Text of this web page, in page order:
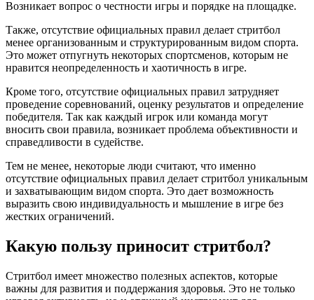
Возникает вопрос о честности игры и порядке на площадке.
Также, отсутствие официальных правил делает стритбол
менее организованным и структурированным видом спорта.
Это может отпугнуть некоторых спортсменов, которым не
нравится неопределенность и хаотичность в игре.
Кроме того, отсутствие официальных правил затрудняет
проведение соревнований, оценку результатов и определение
победителя. Так как каждый игрок или команда могут
вносить свои правила, возникает проблема объективности и
справедливости в судействе.
Тем не менее, некоторые люди считают, что именно
отсутствие официальных правил делает стритбол уникальным
и захватывающим видом спорта. Это дает возможность
выразить свою индивидуальность и мышление в игре без
жестких ограничений.
Какую пользу приносит стритбол?
Стритбол имеет множество полезных аспектов, которые
важны для развития и поддержания здоровья. Это не только